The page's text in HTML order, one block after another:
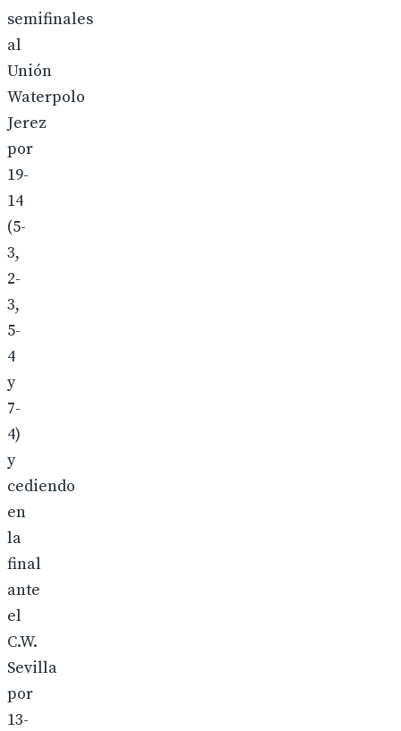
semifinales
al
Unión
Waterpolo
Jerez
por
19-
14
(5-
3,
2-
3,
5-
4
y
7-
4)
y
cediendo
en
la
final
ante
el
C.W.
Sevilla
por
13-